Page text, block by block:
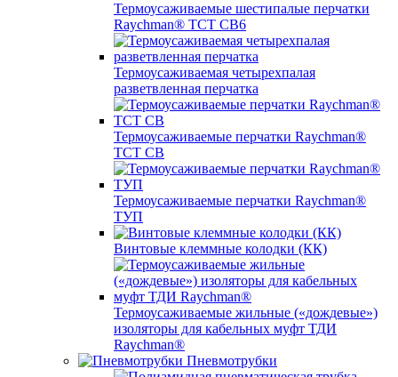
Термоусаживаемые шестипалые перчатки
Raychman® ТСТ СВ6
Термоусаживаемая четырехпалая
разветвленная перчатка
Термоусаживаемые перчатки Raychman®
TCT CB
Термоусаживаемые перчатки Raychman®
ТУП
Винтовые клеммные колодки (КК)
Термоусаживаемые жильные («дождевые»)
изоляторы для кабельных муфт ТДИ
Raychman®
Пневмотрубки